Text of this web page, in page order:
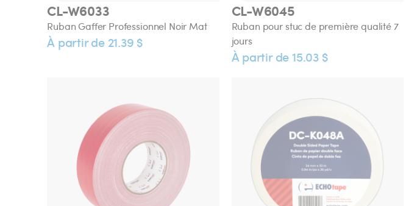
CL-W6033
Ruban Gaffer Professionnel Noir Mat
À partir de 21.39 $
CL-W6045
Ruban pour stuc de première qualité 7
jours
À partir de 15.03 $